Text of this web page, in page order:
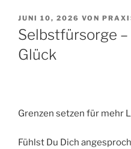
VERÖFFENTLICHT
AM
JUNI 10, 2026 VON
Selbstfürsorge –
Glück
Grenzen setzen für mehr
Fühlst Du Dich